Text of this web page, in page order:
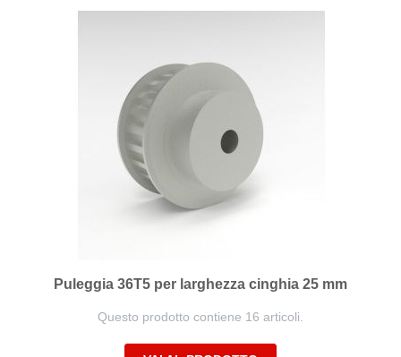
Puleggia 36T5 per larghezza cinghia 25 mm
Questo prodotto contiene 16 articoli.